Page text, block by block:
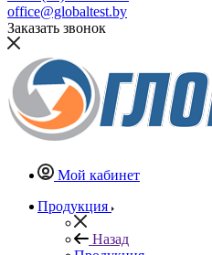
office@globaltest.by
Заказать звонок
Мой кабинет
Продукция
Назад